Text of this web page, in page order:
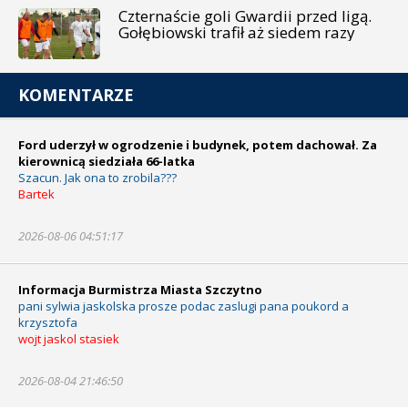
Czternaście goli Gwardii przed ligą.
Gołębiowski trafił aż siedem razy
KOMENTARZE
Ford uderzył w ogrodzenie i budynek, potem dachował. Za
kierownicą siedziała 66-latka
Szacun. Jak ona to zrobila???
Bartek
2026-08-06 04:51:17
Informacja Burmistrza Miasta Szczytno
pani sylwia jaskolska prosze podac zaslugi pana poukord a
krzysztofa
wojt jaskol stasiek
2026-08-04 21:46:50